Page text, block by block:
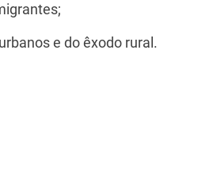
e do êxodo rural.